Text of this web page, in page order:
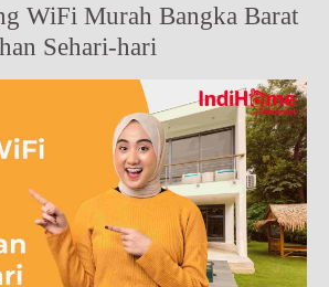
WiFi Murah Bangka Barat
Sehari-hari